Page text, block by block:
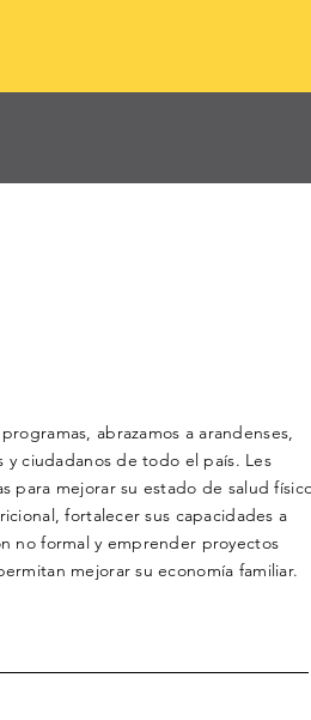
abrazamos a arandenses,
y ciudadanos de todo el país. Les
para mejorar su estado de salud
fortalecer sus capacidades a
no formal y emprender proyectos
mejorar su economía familiar.